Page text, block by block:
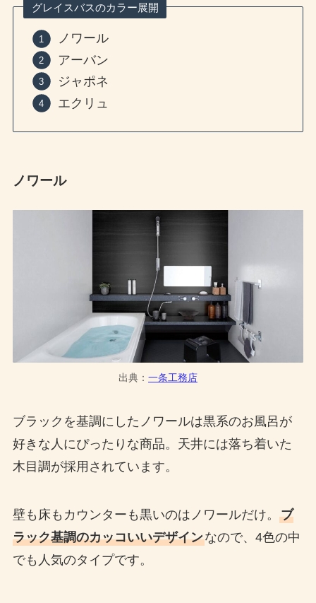
グレイスバスのカラー展開
ノワール
アーバン
ジャポネ
エクリュ
ノワール
出典： 一条工務店
ブラックを基調にしたノワールは黒系のお風呂が
好きな人にぴったりな商品。天井には落ち着いた
木目調が採用されています。
壁も床もカウンターも黒いのはノワールだけ。 ブ
ラック基調のカッコいいデザインなので、4色の中
でも人気のタイプです。